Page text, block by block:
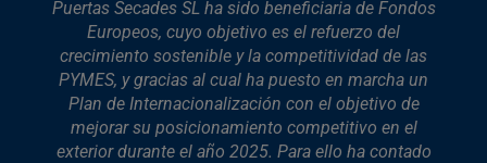
Puertas Secades SL ha sido beneficiaria de Fondos
Europeos, cuyo objetivo es el refuerzo del
crecimiento sostenible y la competitividad de las
PYMES, y gracias al cual ha puesto en marcha un
Plan de Internacionalización con el objetivo de
mejorar su posicionamiento competitivo en el
exterior durante el año 2025. Para ello ha contado